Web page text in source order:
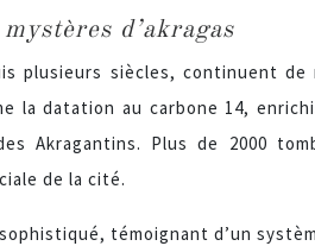
d’akragas
plusieurs siècles, continuent
la datation au carbone 14,
Akragantins. Plus de 2000
de la cité.
témoignant d’un